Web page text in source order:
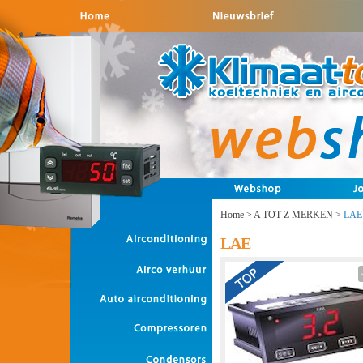
Home > A TOT Z MERKEN > LAE
LAE